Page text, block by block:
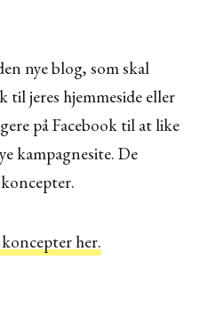
nye blog, som skal
jeres hjemmeside eller
på Facebook til at like
kampagnesite. De
her.